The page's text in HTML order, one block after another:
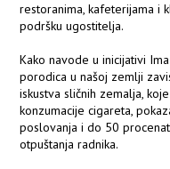
restoranima, kafeterijama i
podršku ugostitelja.
Kako navode u inicijativi
porodica u našoj zemlji
iskustva sličnih zemalja,
konzumacije cigareta,
poslovanja i do 50
otpuštanja radnika.